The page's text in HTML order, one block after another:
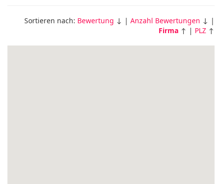
Sortieren nach: Bewertung ↓ | Anzahl Bewertungen ↓ |
Firma ↑ | PLZ ↑